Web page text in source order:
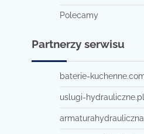
Polecamy
Partnerzy serwisu
baterie-
uslugi-hydrauliczne.pl